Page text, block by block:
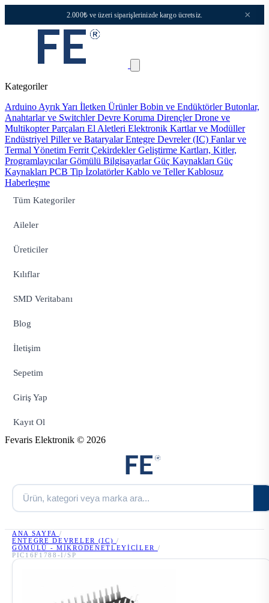
2.000₺ ve üzeri siparişlerinizde kargo ücretsiz. ×
Kategoriler
Arduino Ayrık Yarı İletken ÜrünlerBobin ve EndüktörlerButonlar,
Anahtarlar ve SwitchlerDevre Koruma DirençlerDrone ve
Multikopter Parçaları El Aletleri Elektronik Kartlar ve Modüller
Endüstriyel Piller ve BataryalarEntegre Devreler (IC) Fanlar ve
Termal Yönetim Ferrit ÇekirdeklerGeliştirme Kartları, Kitler,
ProgramlayıcılarGömülü BilgisayarlarGüç Kaynakları Güç
Kaynakları PCB Tip İzolatörlerKablo ve TellerKablosuz
Haberleşme
Tüm Kategoriler
Aileler
Üreticiler
Kılıflar
SMD Veritabanı
Blog
İletişim
Sepetim
Giriş Yap
Kayıt Ol
Fevaris Elektronik © 2026
ANA SAYFA /
ENTEGRE DEVRELER (IC) /
GÖMÜLÜ - MIKRODENETLEYICILER
/
PIC16F1788-I/SP